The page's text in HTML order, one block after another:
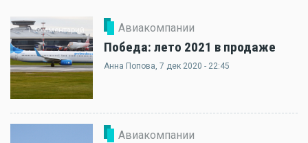
1 Комментарий Авиакомпании
Победа: лето 2021 в продаже
Анна Попова, 7 дек 2020 - 22:45
Авиакомпании